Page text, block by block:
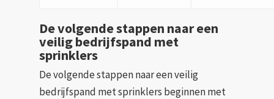
De volgende stappen naar een
veilig bedrijfspand met
sprinklers
De volgende stappen naar een veilig
bedrijfspand met sprinklers beginnen met